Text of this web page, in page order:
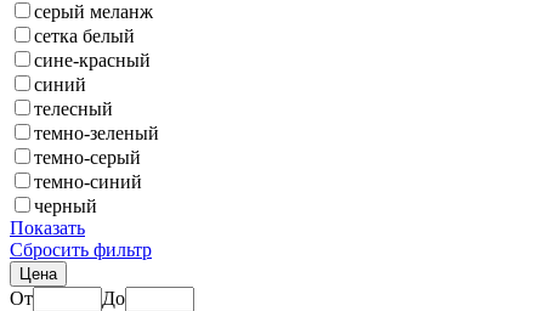
серый меланж
сетка белый
сине-красный
синий
телесный
темно-зеленый
темно-серый
темно-синий
черный
Показать
Сбросить фильтр
Цена
От
До